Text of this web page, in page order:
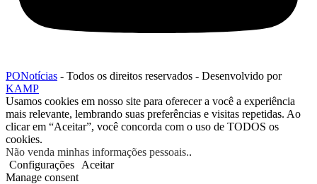
PONotícias - Todos os direitos reservados - Desenvolvido por
KAMP
Usamos cookies em nosso site para oferecer a você a experiência
mais relevante, lembrando suas preferências e visitas repetidas. Ao
clicar em “Aceitar”, você concorda com o uso de TODOS os
cookies.
Não venda minhas informações pessoais..
Configurações
Aceitar
Manage consent